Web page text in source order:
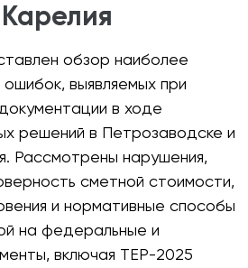
Карелия
обзор наиболее
выявляемых при
в ходе
решений в Петрозаводске и
Рассмотрены нарушения,
сметной стоимости,
и нормативные способы
на федеральные и
включая ТЕР-2025